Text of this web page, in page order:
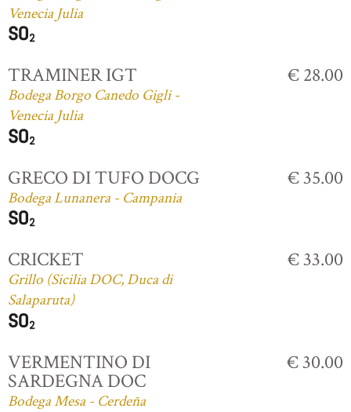
Venecia Julia
TRAMINER IGT
Bodega Borgo Canedo Gigli -
Venecia Julia
€ 28.00
GRECO DI TUFO DOCG
Bodega Lunanera - Campania
€ 35.00
CRICKET
Grillo (Sicilia DOC, Duca di
Salaparuta)
€ 33.00
VERMENTINO DI
SARDEGNA DOC
Bodega Mesa - Cerdeña
€ 30.00